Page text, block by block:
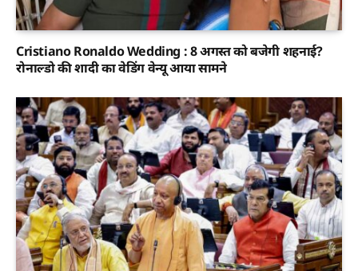
Cristiano Ronaldo Wedding : 8 अगस्त को बजेगी शहनाई?
रोनाल्डो की शादी का वेडिंग वेन्यू आया सामने